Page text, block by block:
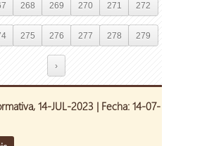
268 269 270 271 272
275 276 277 278 279
›
14-JUL-2023 | Fecha: 14-07-